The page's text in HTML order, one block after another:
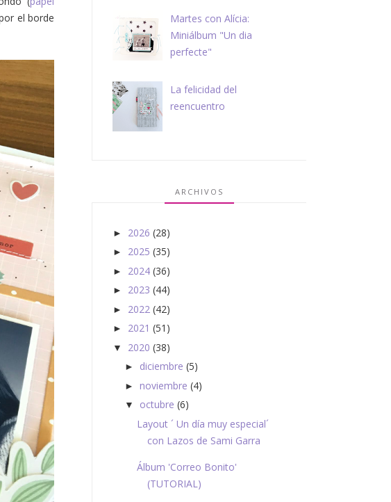
el borde
Martes con Alícia:
Miniálbum "Un dia
perfecte"
La felicidad del
reencuentro
ARCHIVOS
► 2026 (28)
► 2025 (35)
► 2024 (36)
► 2023 (44)
► 2022 (42)
► 2021 (51)
▼ 2020 (38)
► diciembre (5)
► noviembre (4)
▼ octubre (6)
Layout ´ Un día muy especial´
con Lazos de Sami Garra
Álbum 'Correo Bonito'
(TUTORIAL)